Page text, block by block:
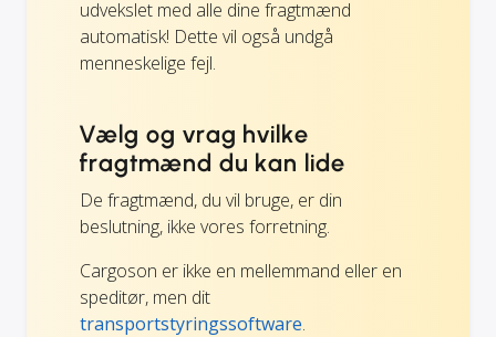
udvekslet med alle dine fragtmænd
automatisk! Dette vil også undgå
menneskelige fejl.
Vælg og vrag hvilke
fragtmænd du kan lide
De fragtmænd, du vil bruge, er din
beslutning, ikke vores forretning.
Cargoson er ikke en mellemmand eller en
speditør, men dit
transportstyringssoftware.